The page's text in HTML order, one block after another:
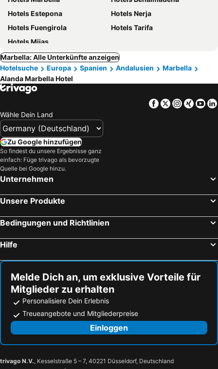
Hotels Estepona
Hotels Nerja
Hotels Fuengirola
Hotels Tarifa
Hotels Mijas
Marbella: Alle Unterkünfte anzeigen
Hotelsuche
Europa Spanien Andalusien
Marbella
Alanda Marbella Hotel
Facebook
TwitterXing
Wähle Dein Land
Zu Google hinzufügen
So findest du unsere Ergebnisse ganz
einfach: Füge trivago als bevorzugte
Quelle bei Google hinzu.
Unternehmen
Unsere Produkte
Bedingungen und Richtlinien
Hilfe
Melde Dich an, um exklusive Vorteile für
Mitglieder zu erhalten
Personalisiere Dein Erlebnis
Treueangebote und Mitgliederpreise
Einloggen
trivago N.V., Kesselstraße 5 – 7, 40221 Düsseldorf, Deutschland